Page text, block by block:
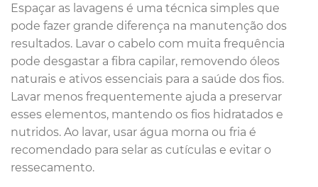
Espaçar as lavagens é uma técnica simples que
pode fazer grande diferença na manutenção dos
resultados. Lavar o cabelo com muita frequência
pode desgastar a fibra capilar, removendo óleos
naturais e ativos essenciais para a saúde dos fios.
Lavar menos frequentemente ajuda a preservar
esses elementos, mantendo os fios hidratados e
nutridos. Ao lavar, usar água morna ou fria é
recomendado para selar as cutículas e evitar o
ressecamento.